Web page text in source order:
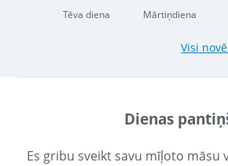
Tēva diena Mārtiņdiena
Visi
Dienas
Es gribu sveikt savu mīļoto māsu